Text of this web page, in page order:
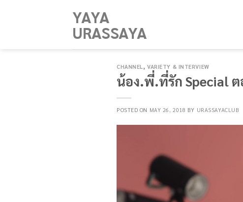
YAYA
URASSAYA
CHANNEL,VARIETY & INTERVIEW
น้อง.พี่.ที่รัก Special
POSTED ON MAY 26, 2018 BY URASSAYACLUB